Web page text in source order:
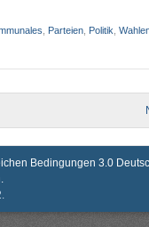
Parteien Politik
Bedingungen 3.0